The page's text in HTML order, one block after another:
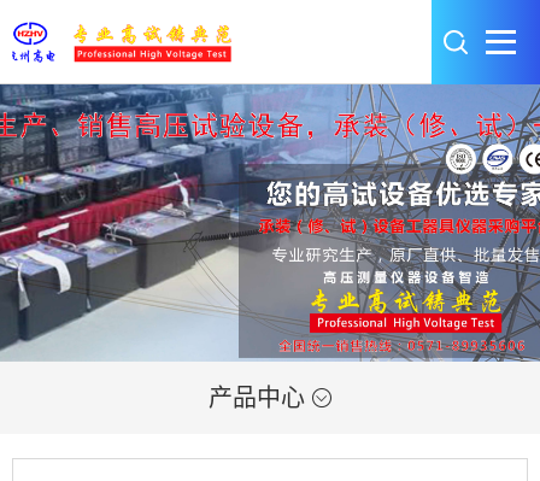
产品中心 